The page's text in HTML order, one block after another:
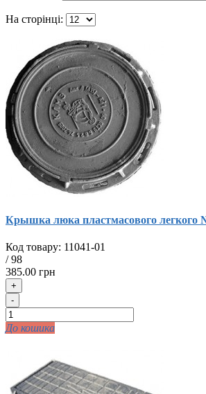
На сторінці:
Крышка люка пластмасового легкого
Код товару: 11041-01
/98
385.00 грн
+
-
До кошика